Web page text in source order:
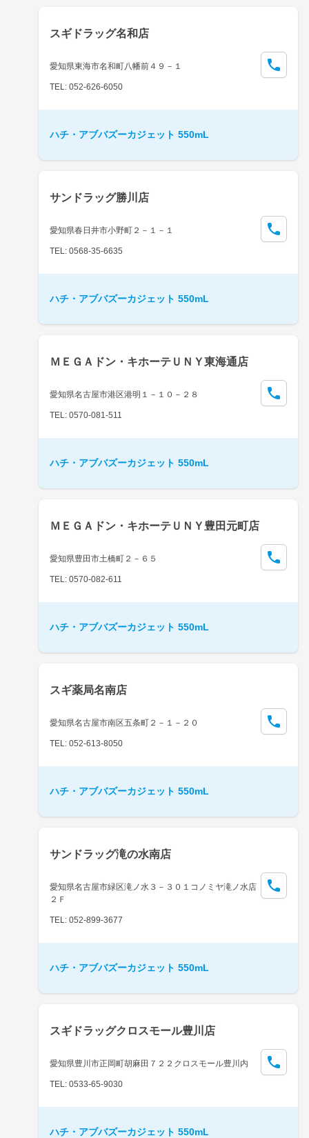
スギドラッグ名和店
愛知県東海市名和町八幡前４９－１
TEL: 052-626-6050
ハチ・アブバズーカジェット 550mL
サンドラッグ勝川店
愛知県春日井市小野町２－１－１
TEL: 0568-35-6635
ハチ・アブバズーカジェット 550mL
ＭＥＧＡドン・キホーテＵＮＹ東海通店
愛知県名古屋市港区港明１－１０－２８
TEL: 0570-081-511
ハチ・アブバズーカジェット 550mL
ＭＥＧＡドン・キホーテＵＮＹ豊田元町店
愛知県豊田市土橋町２－６５
TEL: 0570-082-611
ハチ・アブバズーカジェット 550mL
スギ薬局名南店
愛知県名古屋市南区五条町２－１－２０
TEL: 052-613-8050
ハチ・アブバズーカジェット 550mL
サンドラッグ滝の水南店
愛知県名古屋市緑区滝ノ水３－３０１コノミヤ滝ノ水店
２Ｆ
TEL: 052-899-3677
ハチ・アブバズーカジェット 550mL
スギドラッグクロスモール豊川店
愛知県豊川市正岡町胡麻田７２２クロスモール豊川内
TEL: 0533-65-9030
ハチ・アブバズーカジェット 550mL